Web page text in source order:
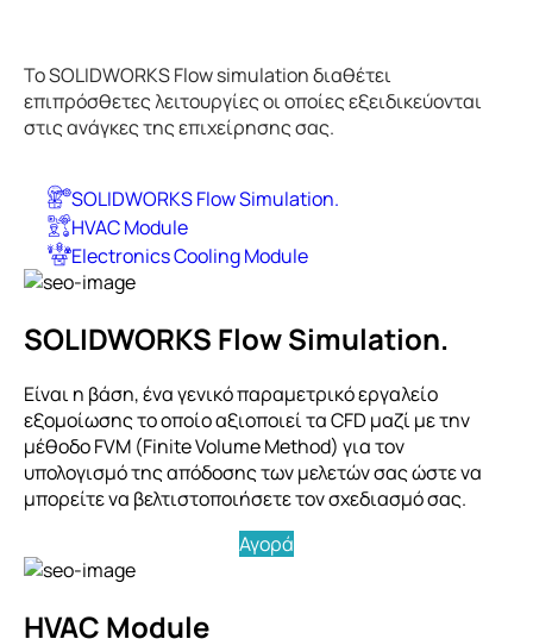
Το SOLIDWORKS Flow simulation διαθέτει
επιπρόσθετες λειτουργίες οι οποίες εξειδικεύονται
στις ανάγκες της επιχείρησης σας.
SOLIDWORKS Flow Simulation.
HVAC Module
Electronics Cooling Module
SOLIDWORKS Flow Simulation.
Είναι η βάση, ένα γενικό παραμετρικό εργαλείο
εξομοίωσης το οποίο αξιοποιεί τα CFD μαζί με την
μέθοδο FVM (Finite Volume Method) για τον
υπολογισμό της απόδοσης των μελετών σας ώστε να
μπορείτε να βελτιστοποιήσετε τον σχεδιασμό σας.
Αγορά
HVAC Module